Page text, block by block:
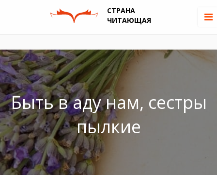
СТРАНА
ЧИТАЮЩАЯ
Быть в аду нам, сестры
пылкие